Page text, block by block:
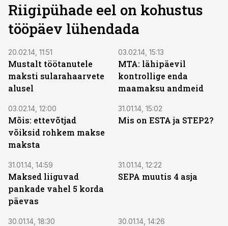
Riigipühade eel on kohustus
tööpäev lühendada
20.02.14, 11:51
Mustalt töötanutele
maksti sularahaarvete
alusel
03.02.14, 15:13
MTA: lähipäevil
kontrollige enda
maamaksu andmeid
03.02.14, 12:00
Mõis: ettevõtjad
võiksid rohkem makse
maksta
31.01.14, 15:02
Mis on ESTA ja STEP2?
31.01.14, 14:59
Maksed liiguvad
pankade vahel 5 korda
päevas
31.01.14, 12:22
SEPA muutis 4 asja
30.01.14, 18:30 30.01.14, 14:26